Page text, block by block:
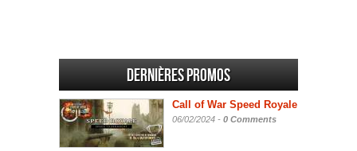
Dernières promos
Call of War Speed Royale
06/02/2024 - 0 Comments